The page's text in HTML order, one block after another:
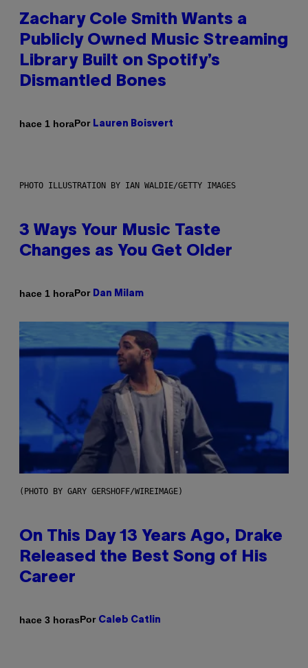
Zachary Cole Smith Wants a
Publicly Owned Music Streaming
Library Built on Spotify’s
Dismantled Bones
hace 1 horaPor Lauren Boisvert
PHOTO ILLUSTRATION BY IAN WALDIE/GETTY IMAGES
3 Ways Your Music Taste
Changes as You Get Older
hace 1 horaPor Dan Milam
(PHOTO BY GARY GERSHOFF/WIREIMAGE)
On This Day 13 Years Ago, Drake
Released the Best Song of His
Career
hace 3 horasPor Caleb Catlin